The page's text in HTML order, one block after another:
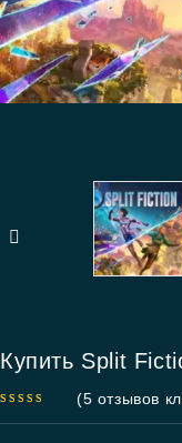
Купить Split
(5 отзывов